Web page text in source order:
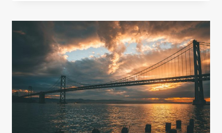
EN
LA
CLAVE
OCULTA
DE
LA
FILANTROPÍA
INTERNACIONAL